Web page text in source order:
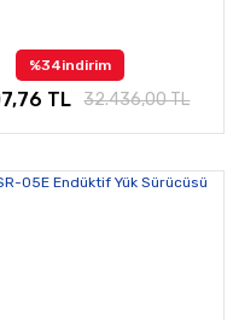
%34indirim
TL 32.436,00 TL